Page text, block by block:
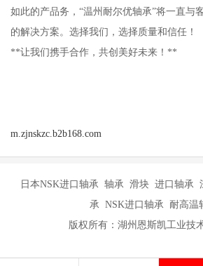
如此的产品务，“温州耐尔优轴承”将一直与
的解决方案。选择我们，选择质量和信任！
**让我们携手合作，共创美好未来！**
m.zjnskzc.b2b168.com
日本NSK进口轴承 轴承 滑块 进口轴承
承 NSK进口轴承 耐高温
版权所有：湖州恩斯凯工业技